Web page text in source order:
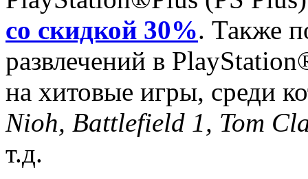
со скидкой 30%. Также
развлечений в
на хитовые игры, среди
Nioh, Battlefield 1, Tom
т.д.